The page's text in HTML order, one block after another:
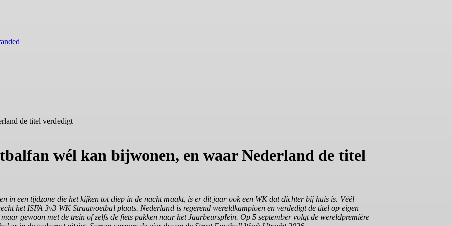
de titel verdedigt
wél kan bijwonen, en waar Nederland de titel
in een tijdzone die het kijken tot diep in de nacht maakt, is er dit jaar ook een WK dat dichter bij huis is. Véél
het ISFA 3v3 WK Straatvoetbal plaats. Nederland is regerend wereldkampioen en verdedigt de titel op eigen
gewoon met de trein of zelfs de fiets pakken naar het Jaarbeursplein. Op 5 september volgt de wereldpremière